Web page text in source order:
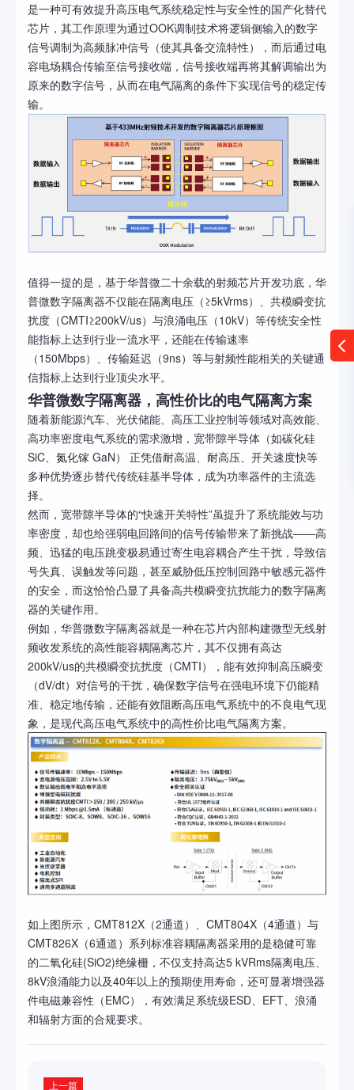
是一种可有效提升高压电气系统稳定性与安全性的国产化替代
芯片，其工作原理为通过OOK调制技术将逻辑侧输入的数字
信号调制为高频脉冲信号（使其具备交流特性），而后通过电
容电场耦合传输至信号接收端，信号接收端再将其解调输出为
原来的数字信号，从而在电气隔离的条件下实现信号的稳定传
输。
值得一提的是，基于华普微二十余载的射频芯片开发功底，华
普微数字隔离器不仅能在隔离电压（≥5kVrms）、共模瞬变抗
扰度（CMTI≥200kV/us）与浪涌电压（10kV）等传统安全性
能指标上达到行业一流水平，还能在传输速率
（150Mbps）、传输延迟（9ns）等与射频性能相关的关键通
信指标上达到行业顶尖水平。
华普微数字隔离器，高性价比的电气隔离方案
随着新能源汽车、光伏储能、高压工业控制等领域对高效能、
高功率密度电气系统的需求激增，宽带隙半导体（如碳化硅
SiC、氮化镓 GaN） 正凭借耐高温、耐高压、开关速度快等
多种优势逐步替代传统硅基半导体，成为功率器件的主流选
择。
然而，宽带隙半导体的“快速开关特性”虽提升了系统能效与功
率密度，却也给强弱电回路间的信号传输带来了新挑战——高
频、迅猛的电压跳变极易通过寄生电容耦合产生干扰，导致信
号失真、误触发等问题，甚至威胁低压控制回路中敏感元器件
的安全，而这恰恰凸显了具备高共模瞬变抗扰能力的数字隔离
器的关键作用。
例如，华普微数字隔离器就是一种在芯片内部构建微型无线射
频收发系统的高性能容耦隔离芯片，其不仅拥有高达
200kV/us的共模瞬变抗扰度（CMTI），能有效抑制高压瞬变
（dV/dt）对信号的干扰，确保数字信号在强电环境下仍能精
准、稳定地传输，还能有效阻断高压电气系统中的不良电气现
象，是现代高压电气系统中的高性价比电气隔离方案。
如上图所示，CMT812X（2通道）、CMT804X（4通道）与
CMT826X（6通道）系列标准容耦隔离器采用的是稳健可靠
的二氧化硅(SiO2)绝缘栅，不仅支持高达5 kVRms隔离电压、
8kV浪涌能力以及40年以上的预期使用寿命，还可显著增强器
件电磁兼容性（EMC），有效满足系统级ESD、EFT、浪涌
和辐射方面的合规要求。
上一篇